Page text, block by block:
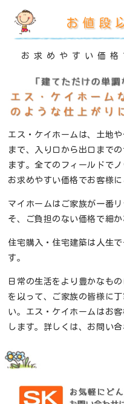
お値段
お求めやすい価
エス・ケイホームは、土地
まで、入り口から出口まで
ます。全てのフィールドで
お求めやすい価格でお客様に
マイホームはご家族が一番
そ、ご負担のない価格で細
住宅購入・住宅建築は人生
す。
日常の生活をより豊かなも
を以って、ご家族の皆様に
い。エス・ケイホームはお
します。詳しくは、お問い合